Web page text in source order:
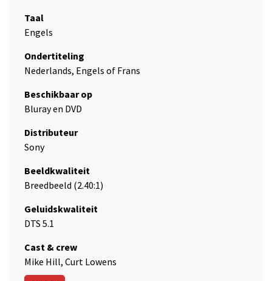
Taal
Engels
Ondertiteling
Nederlands, Engels of Frans
Beschikbaar op
Bluray en DVD
Distributeur
Sony
Beeldkwaliteit
Breedbeeld (2.40:1)
Geluidskwaliteit
DTS 5.1
Cast & crew
Mike Hill, Curt Lowens